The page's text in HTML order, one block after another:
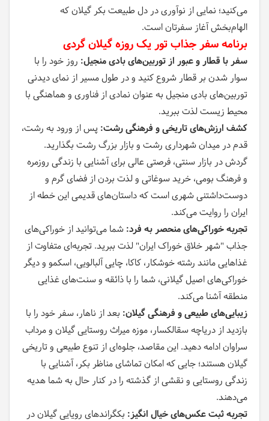
می‌کنید؛ نمایی از نوآوری در دل طبیعت بکر گیلان که
الهام‌بخش آغاز سفرتان است.
برنامه سفر جذاب تور یک روزه گیلان گردی
سفر با قطار و عبور از توربین‌های بادی منجیل: روز خود را با
سوار شدن بر قطار شروع کنید و در طول مسیر از نمای دیدنی
توربین‌های بادی منجیل به عنوان نمادی از فناوری و هماهنگی با
محیط زیست لذت ببرید.
کشف ارزش‌های تاریخی و فرهنگی رشت: پس از ورود به رشت،
قدم در میدان شهرداری رشت و بازار بزرگ رشت بگذارید.
گردش در بازار سنتی، فرصتی عالی برای آشنایی با زندگی روزمره
و فرهنگ بومی، خرید سوغاتی و لذت بردن از فضای گرم و
دوست‌داشتنی شهری است که داستان‌های قدیمی این خطه از
ایران را روایت می‌کند.
تجربه خوراکی‌های منحصر به فرد: شما می‌توانید از خوراکی‌های
جذاب "شهر خلاق خوراک ایران" لذت ببرید. تجربه‌ای متفاوت از
غذاهایی مانند رشته خوشکار، کاکا، چایی آلبالویی، اسکمو و دیگر
خوراکی‌های اصیل گیلانی، شما را با ذائقه و سنت‌های غذایی
منطقه آشنا می‌کند.
زیبایی‌های طبیعی و فرهنگی گیلان: بعد از ناهار، سفر خود را با
بازدید از دریاچه سقالکسار، موزه میراث روستایی گیلان و مرداب
سراوان ادامه دهید. این مقاصد، جلوه‌ای از تنوع طبیعی و تاریخی
گیلان هستند؛ جایی که امکان تماشای مناظر بکر، آشنایی با
زندگی روستایی و نقشی از گذشته را در کنار حال به شما هدیه
می‌دهند.
تجربه ثبت عکس‌های خیال انگیز: بکگراندهای رویایی گیلان در